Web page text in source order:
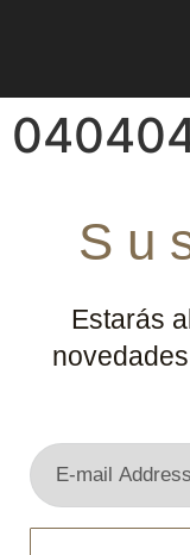
S u
Estarás